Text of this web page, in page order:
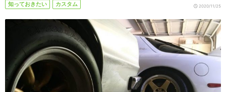
知っておきたい カスタム 2020/11/25